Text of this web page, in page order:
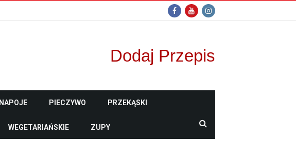
Dodaj Przepis
NAPOJE PIECZYWO PRZEKĄSKI
WEGETARIAŃSKIE ZUPY